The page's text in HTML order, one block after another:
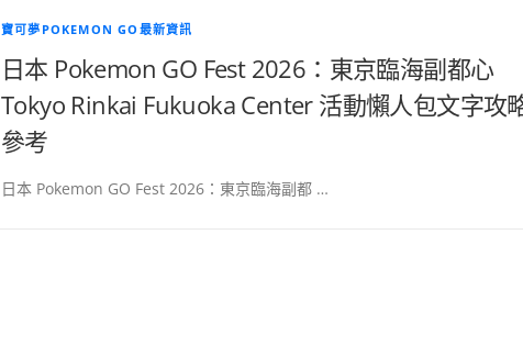
寶可夢POKEMON GO最新資訊
日本 Pokemon GO Fest 2026：東京臨海副都心
Tokyo Rinkai Fukuoka Center 活動懶人包文字攻
參考
日本 Pokemon GO Fest 2026：東京臨海副都 …